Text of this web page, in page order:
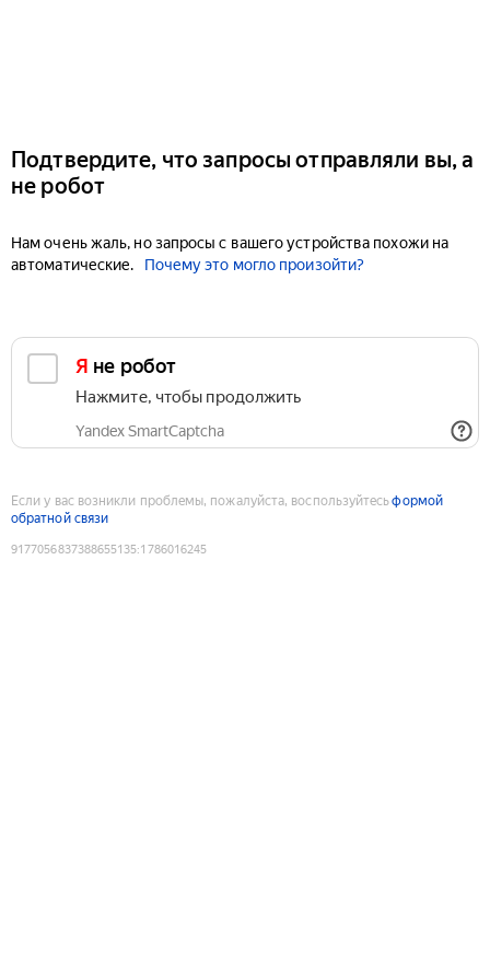
Подтвердите, что запросы отправляли вы, а
не робот
Нам очень жаль, но запросы с вашего устройства похожи на
автоматические.
Почему это могло произойти?
Я не робот
Нажмите, чтобы продолжить
Yandex SmartCaptcha
Если у вас возникли проблемы, пожалуйста, воспользуйтесьформой
обратной связи
9177056837388655135:1786016245